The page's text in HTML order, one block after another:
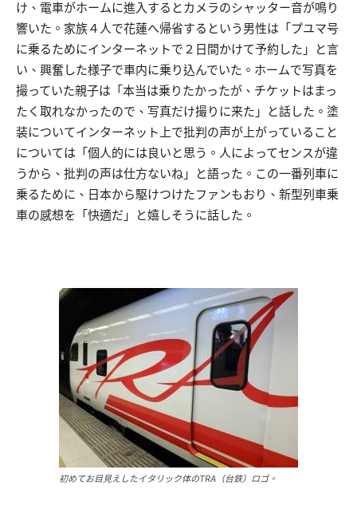
け、電車がホームに進入するとカメラのシャッター音が鳴り
響いた。家族４人で花蓮へ帰省するという男性は「プユマ号
に乗るためにインターネットで２日間かけて予約した」と言
い、興奮した様子で車内に乗り込んでいた。ホームで写真を
撮っていた親子は「本当は乗りたかったが、チケットはまっ
たく取れなかったので、写真だけ撮りに来た」と話した。塗
装についてインターネット上で批判の声が上がっていること
については「個人的には良いと思う。人によってセンスが違
うから、批判の声は仕方ないね」と語った。この一番列車に
乗るために、日本から駆けつけたファンもおり、新型列車乗
車の感想を「快適だ」と嬉しそうに話した。
初めてお目見えしたイタリック体のTRA（台鉄）ロゴ。